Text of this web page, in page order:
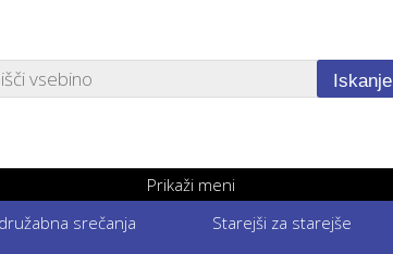
Iskanje
Prikaži meni
srečanja Starejši za starejše